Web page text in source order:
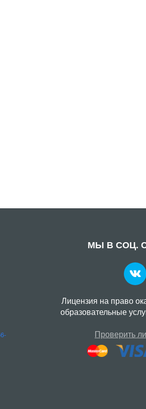
МЫ В СОЦ.
Лицензия на право
образовательные
Проверить